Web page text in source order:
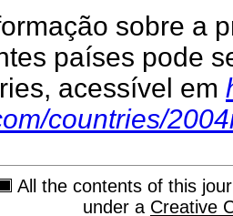
sobre a
países pode
acessível em
countries/
All the contents of this
under a Creative